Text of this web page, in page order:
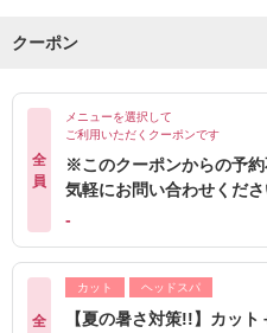
クーポン
全
員
メニューを選択して
ご利用いただくクーポンです
※このクーポンからの予
気軽にお問い合わせくださ
-
全
カット ヘッドスパ
【夏の暑さ対策!!】カッ